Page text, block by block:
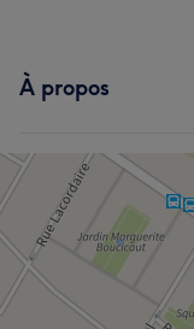
À propos